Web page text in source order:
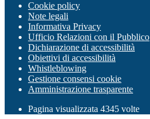
Cookie policy
Note legali
Informativa Privacy
Ufficio Relazioni con il Pubblico
Dichiarazione di accessibilità
Obiettivi di accessibilità
Whistleblowing
Gestione consensi cookie
Amministrazione trasparente
Pagina visualizzata 4345 volte